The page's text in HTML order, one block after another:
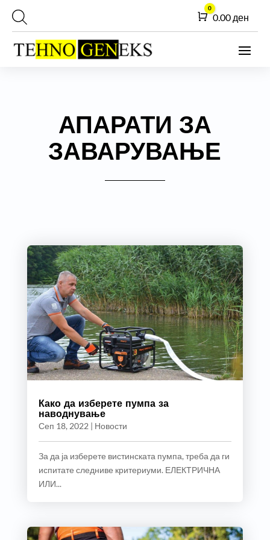
Cart
0
0.00 ден
АПАРАТИ ЗА
ЗАВАРУВАЊЕ
Како да изберете пумпа за
наводнување
Сеп 18, 2022 | Новости
За да ја изберете вистинската пумпа, треба да ги
испитате следниве критериуми. ЕЛЕКТРИЧНА
ИЛИ...